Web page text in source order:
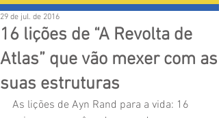
16 lições de “A Revolta de
Atlas” que vão mexer com as
suas estruturas
29 de jul. de 2016
As lições de Ayn Rand para a vida: 16